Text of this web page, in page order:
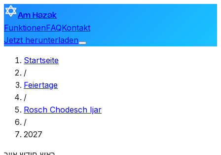
Am Hazak
FunktionenFAQKontakt
Jetzt herunterladen
Startseite
/
Feiertage
/
Rosch Chodesch Ijar
/
2027